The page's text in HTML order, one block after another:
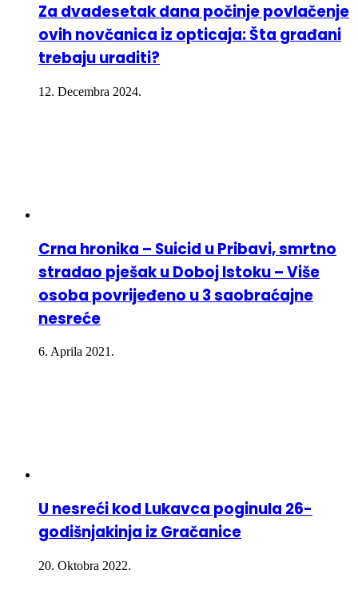
Za dvadesetak dana počinje povlačenje
ovih novčanica iz opticaja: Šta građani
trebaju uraditi?
12. Decembra 2024.
Crna hronika – Suicid u Pribavi, smrtno
stradao pješak u Doboj Istoku – Više
osoba povrijeđeno u 3 saobraćajne
nesreće
6. Aprila 2021.
U nesreći kod Lukavca poginula 26-
godišnjakinja iz Gračanice
20. Oktobra 2022.